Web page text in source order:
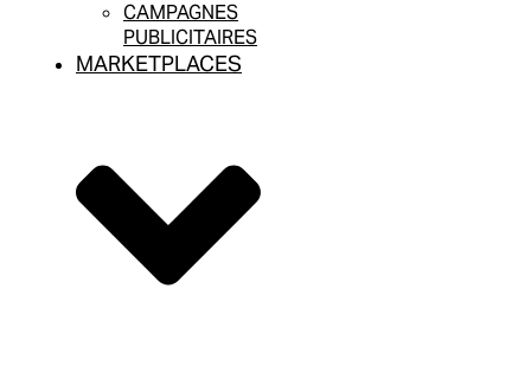
CAMPAGNES
PUBLICITAIRES
MARKETPLACES